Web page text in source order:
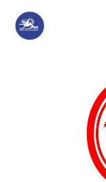
content